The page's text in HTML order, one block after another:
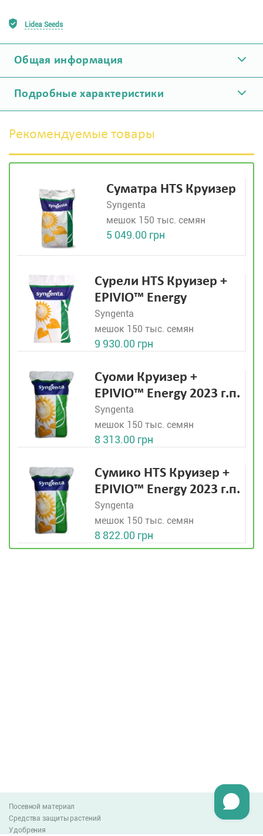
Lidea Seeds
Общая информация
Подробные характеристики
Рекомендуемые товары
Суматра HTS Круизер
Syngenta
мешок 150 тыс. семян
5 049.00 грн
Сурели HTS Круизер +
EPIVIO™ Energy
Syngenta
мешок 150 тыс. семян
9 930.00 грн
Суоми Круизер +
EPIVIO™ Energy 2023 г.п.
Syngenta
мешок 150 тыс. семян
8 313.00 грн
Сумико HTS Круизер +
EPIVIO™ Energy 2023 г.п.
Syngenta
мешок 150 тыс. семян
8 822.00 грн
Посевной материал
Средства защиты растений
Удобрения